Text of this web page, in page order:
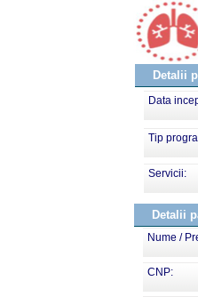
Detalii
Data
Tip
Servicii:
Detalii
Nume /
CNP: